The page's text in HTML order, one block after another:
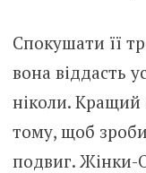
Спокушати її
вона віддасть
ніколи. Кращий
тому, щоб
подвиг. Жінки-